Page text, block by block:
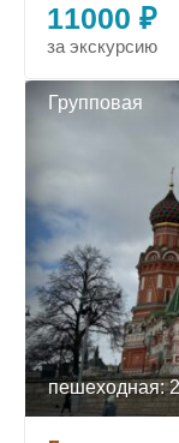
11000 ₽
за экскурсию
Групповая
пешеходная: